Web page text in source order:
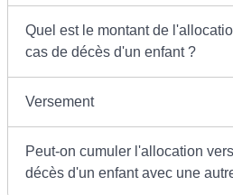
Quel est le montant de
cas de décès d'un enfant ?
Versement
Peut-on cumuler l'allocation
décès d'un enfant avec une